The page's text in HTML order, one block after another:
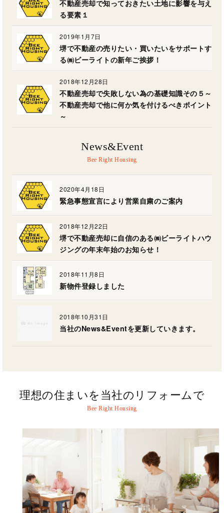
不動産売却で知っておきたい土地に影響を与え
る要素１
2019年1月7日
堺で不動産の売りたい・買いたいをサポートす
る㈱ビーライトの新年ご挨拶！
2018年12月28日
不動産売却で失敗しない為の基礎知識その５～
不動産売却で他に何か気を付けるべきポイント
～
News&Event
2020年4月18日
緊急事態宣言により営業自粛のご案内
2018年12月22日
堺で不動産売却に自信のある㈱ビーライトハウ
ジングの年末年始のお知らせ！
2018年11月8日
新物件登録しました
2018年10月31日
当社のNews&Eventを更新していきます。
理想の住まいを当社のリフォームで